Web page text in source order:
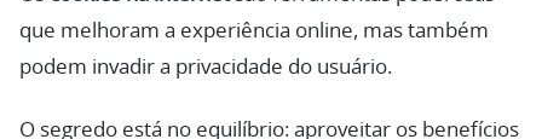
que melhoram a experiência online, mas também
podem invadir a privacidade do usuário.
O segredo está no equilíbrio: aproveitar os benefícios